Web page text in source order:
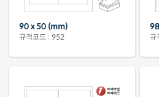
90 x 50 (mm)
규격코드 : 952 규